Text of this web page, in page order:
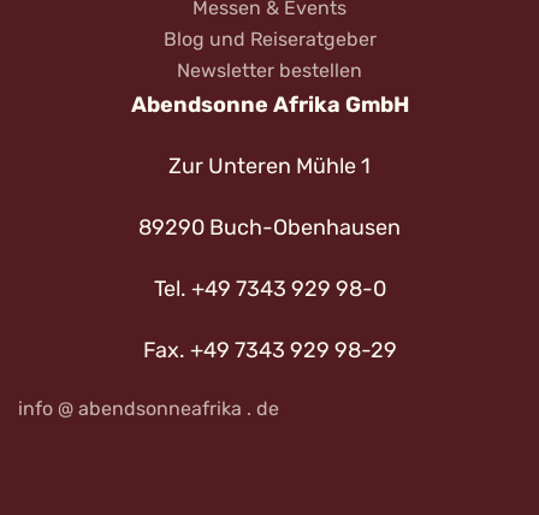
Messen & Events
Blog und Reiseratgeber
Newsletter bestellen
Abendsonne Afrika GmbH
Zur Unteren Mühle 1
89290 Buch-Obenhausen
Tel. +49 7343 929 98-0
Fax. +49 7343 929 98-29
info @ abendsonneafrika . de